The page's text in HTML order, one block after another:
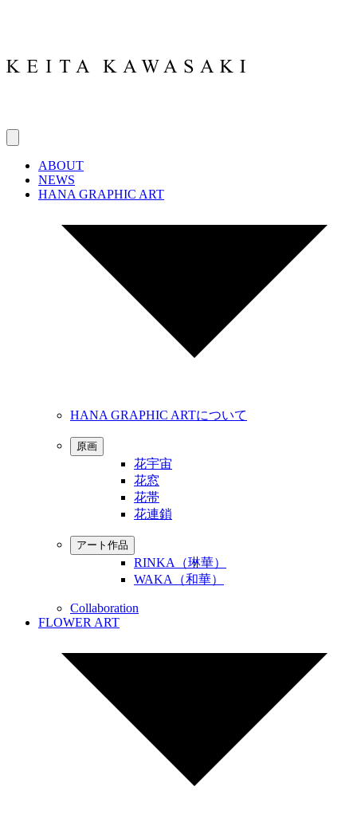
ABOUT
NEWS
HANA GRAPHIC ART
HANA GRAPHIC ARTについて
原画
花宇宙
花窓
花帯
花連鎖
アート作品
RINKA（琳華）
WAKA（和華）
Collaboration
FLOWER ART